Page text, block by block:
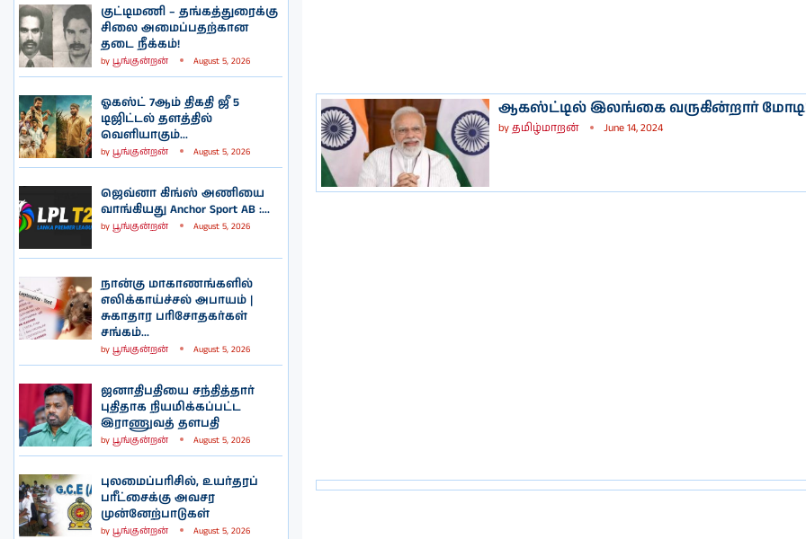
குட்டிமணி – தங்கத்துரைக்கு
சிலை அமைப்பதற்கான
தடை நீக்கம்!
by பூங்குன்றன் August 5, 2026
ஓகஸ்ட் 7ஆம் திகதி ஜீ 5
டிஜிட்டல் தளத்தில்
வெளியாகும்...
by பூங்குன்றன் August 5, 2026
ஜெவ்னா கிங்ஸ் அணியை
வாங்கியது Anchor Sport AB :...
by பூங்குன்றன் August 5, 2026
நான்கு மாகாணங்களில்
எலிக்காய்ச்சல் அபாயம் |
சுகாதார பரிசோதகர்கள்
சங்கம்...
by பூங்குன்றன் August 5, 2026
ஜனாதிபதியை சந்தித்தார்
புதிதாக நியமிக்கப்பட்ட
இராணுவத் தளபதி
by பூங்குன்றன் August 5, 2026
புலமைப்பரிசில், உயர்தரப்
பரீட்சைக்கு அவசர
முன்னேற்பாடுகள்
by பூங்குன்றன் August 5, 2026
ஆகஸ்ட்டில் இலங்கை வருகின்றார்
byதமிழ்மாறன் June 14, 2024